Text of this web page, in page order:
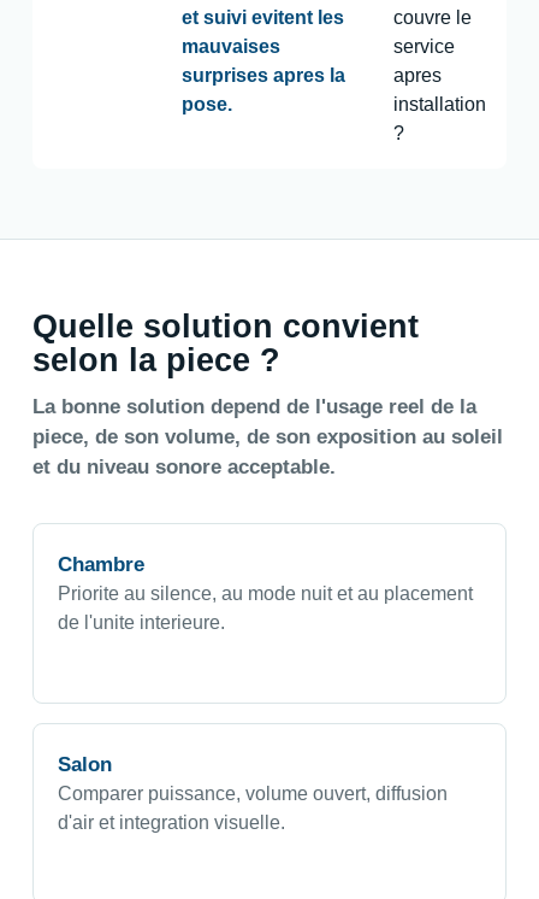
et suivi evitent les
mauvaises
surprises apres la
pose.
couvre le
service
apres
installation
?
Quelle solution convient
selon la piece ?
La bonne solution depend de l'usage reel de la
piece, de son volume, de son exposition au soleil
et du niveau sonore acceptable.
Chambre
Priorite au silence, au mode nuit et au placement
de l'unite interieure.
Salon
Comparer puissance, volume ouvert, diffusion
d'air et integration visuelle.